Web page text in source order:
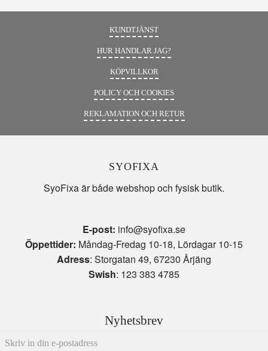
KUNDTJÄNST
HUR HANDLAR JAG?
KÖPVILLKOR
POLICY OCH COOKIES
REKLAMATION OCH RETUR
SYOFIXA
SyoFixa är både webshop och fysisk butik.
E-post: info@syofixa.se
Öppettider: Måndag-Fredag 10-18, Lördagar 10-15
Adress: Storgatan 49, 67230 Årjäng
Swish: 123 383 4785
Nyhetsbrev